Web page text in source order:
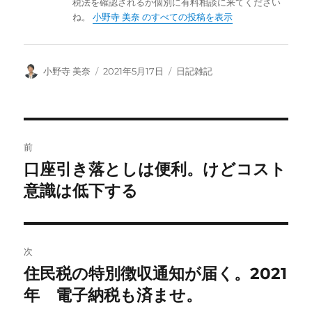
ね。小野寺 美奈 のすべての投稿を表示
投
小野寺 美奈
投
2021年5月17日
カ
日記雑記
稿
ナ
ビ
ゲ
ー
シ
前
前
の
稿:
口座引き落としは便利。けどコスト
意識は低下する
次
次
の
住民税の特別徴収通知が届く。2021
年 電子納税も済ませ。